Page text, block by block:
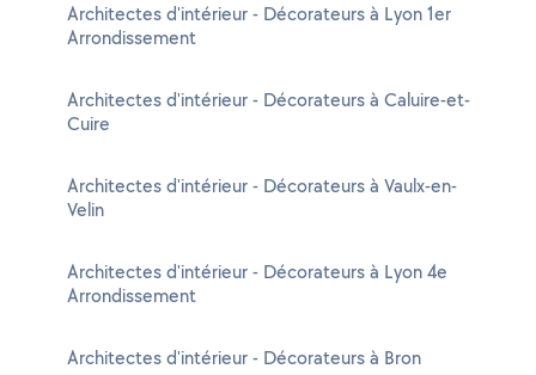
Architectes d'intérieur - Décorateurs à Lyon 1er
Arrondissement
Architectes d'intérieur - Décorateurs à Caluire-et-
Cuire
Architectes d'intérieur - Décorateurs à Vaulx-en-
Velin
Architectes d'intérieur - Décorateurs à Lyon 4e
Arrondissement
Architectes d'intérieur - Décorateurs à Bron